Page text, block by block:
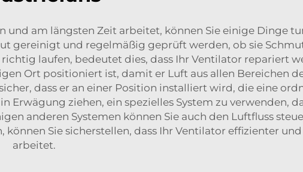
und am längsten Zeit arbeitet, können Sie einige Dinge
gereinigt und regelmäßig geprüft werden, ob sie
laufen, bedeutet dies, dass Ihr Ventilator repariert
Ort positioniert ist, damit er Luft aus allen Bereichen
dass er an einer Position installiert wird, die eine
Erwägung ziehen, ein spezielles System zu verwenden,
anderen Systemen können Sie auch den Luftfluss
Sie sicherstellen, dass Ihr Ventilator effizienter
arbeitet.